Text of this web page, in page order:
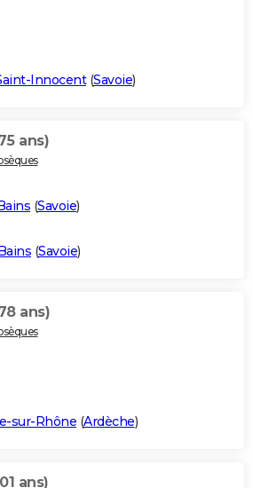
Innocent(Savoie)
ans)
(Savoie)
(Savoie)
ans)
sur-Rhône (Ardèche)
ans)